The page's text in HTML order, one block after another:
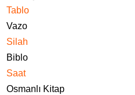
Tablo
Vazo
Silah
Biblo
Saat
Osmanlı Kitap